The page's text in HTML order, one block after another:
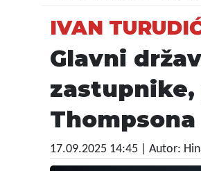
IVAN
Glavni
zastupnike,
Thompsona
17.09.2025 14:45 | Autor: